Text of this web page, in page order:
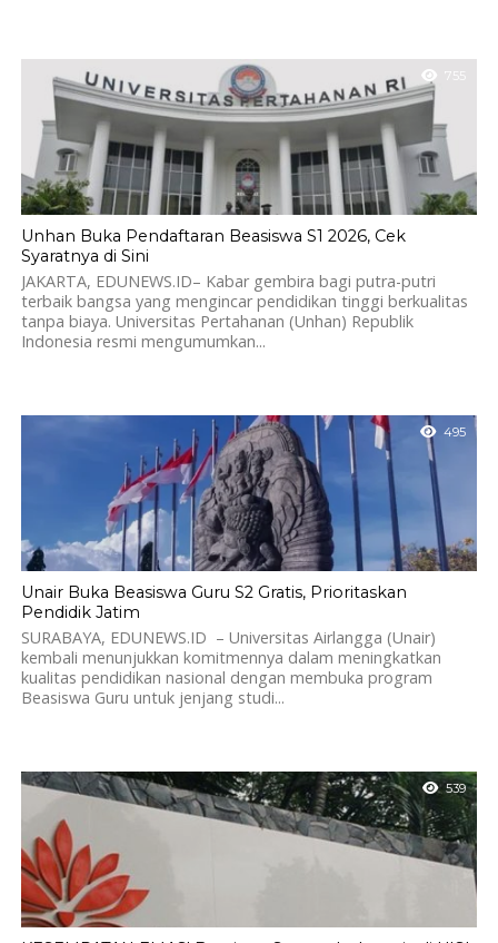
755
Unhan Buka Pendaftaran Beasiswa S1 2026, Cek
Syaratnya di Sini
JAKARTA, EDUNEWS.ID– Kabar gembira bagi putra-putri
terbaik bangsa yang mengincar pendidikan tinggi berkualitas
tanpa biaya. Universitas Pertahanan (Unhan) Republik
Indonesia resmi mengumumkan...
495
Unair Buka Beasiswa Guru S2 Gratis, Prioritaskan
Pendidik Jatim
SURABAYA, EDUNEWS.ID – Universitas Airlangga (Unair)
kembali menunjukkan komitmennya dalam meningkatkan
kualitas pendidikan nasional dengan membuka program
Beasiswa Guru untuk jenjang studi...
539